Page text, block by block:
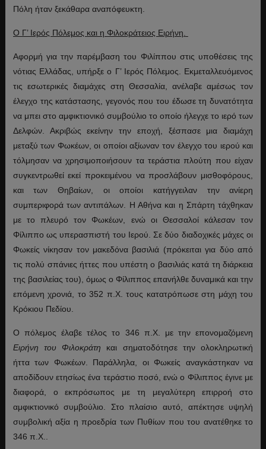
Πόλη ήταν ξεκάθαρα αναπόφευκτη.
Ο Γ’ Ιερός Πόλεμος και η Φιλοκράτειος Ειρήνη.
Αφορμή για την παρέμβαση του Φιλίππου στις υποθέσεις της
νότιας Ελλάδας, υπήρξε ο Γ’ Ιερός Πόλεμος. Εκμεταλλευόμενος
τις εσωτερικές διαμάχες στη Θεσσαλία, ανέλαβε αμέσως τον
έλεγχο της κατάστασης, γεγονός που του έδωσε τη δυνατότητα
να μπει στο αμφικτιονικό συμβούλιο το οποίο ήλεγχε το ιερό των
Δελφών. Ακριβώς εκείνην την εποχή, ξέσπασε μια διαμάχη
μεταξύ των Φωκέων, οι οποίοι αξίωναν τον έλεγχο του ιερού και
τόλμησαν να χρησιμοποιήσουν τα τεράστια πλούτη που είχαν
συγκεντρωθεί εκεί προκειμένου να προσλάβουν μισθοφόρους,
και των Θηβαίων, οι οποίοι κατήγγειλαν την ανίερη
συμπεριφορά των αντιπάλων. Η Αθήνα και η Σπάρτη τάχθηκαν
με το πλευρό τον Φωκέων, ενώ οι Θεσσαλοί κάλεσαν τον
Φίλιππο ως υπερασπιστή του Ιερού. Σε δύο διαδοχικές μάχες οι
Φωκείς νίκησαν τον μακεδόνα βασιλιά (πρόκειται για δύο από
τις πολύ σπάνιες ήττες που υπέστη ο βασιλιάς κατά τη διάρκεια
της βασιλείας του), όμως ο Φίλιππος επανήλθε δυναμικά και την
επόμενη χρονιά, το 352 π.Χ. τους κατατρόπωσε στη μάχη του
Κρόκιου Πεδίου.
Ο πόλεμος έλαβε τέλος το 346 π.Χ. με την επονομαζόμενη
Ειρήνη του Φιλοκράτη και σηματοδότησε την ολοκληρωτική
ήττα των Φωκέων. Παράλληλα, οι Φωκείς αναγκάστηκαν να
αποδίδουν ετησίως ένα τεράστιο ποσό, ενώ ο Φίλιππος έγινε με
διαφορά, ο εκπρόσωπος με τη μεγαλύτερη επιρροή στο
αμφικτιονικό συμβούλιο. Στο πλαίσιο αυτό, απέκτησε υψηλή
συμβολική αξία η προεδρία των Πυθίων που του ανατέθηκε το
346 π.Χ..